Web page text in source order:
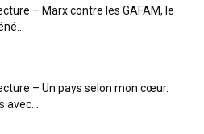
– Marx contre les GAFAM, le
– Un pays selon mon cœur.